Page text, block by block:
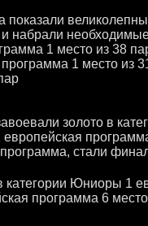
набрали
1 место из 38
1 место из
золото в
стали
Юниоры 1
программа 6